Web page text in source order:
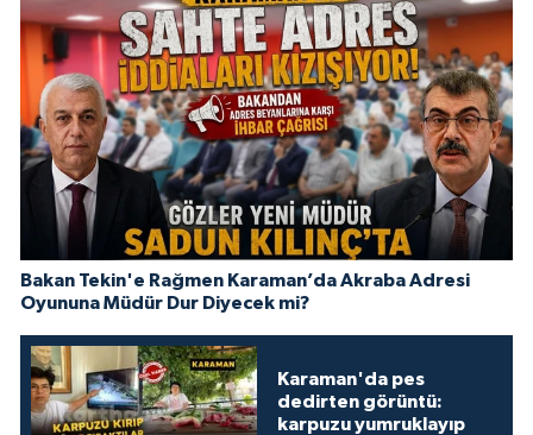
Bakan Tekin'e Rağmen Karaman’da Akraba Adresi
Oyununa Müdür Dur Diyecek mi?
Karaman'da pes
dedirten görüntü:
karpuzu yumruklayıp